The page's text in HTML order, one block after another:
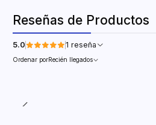
Reseñas de Productos
5.0 1 reseña
Ordenar porRecién llegados